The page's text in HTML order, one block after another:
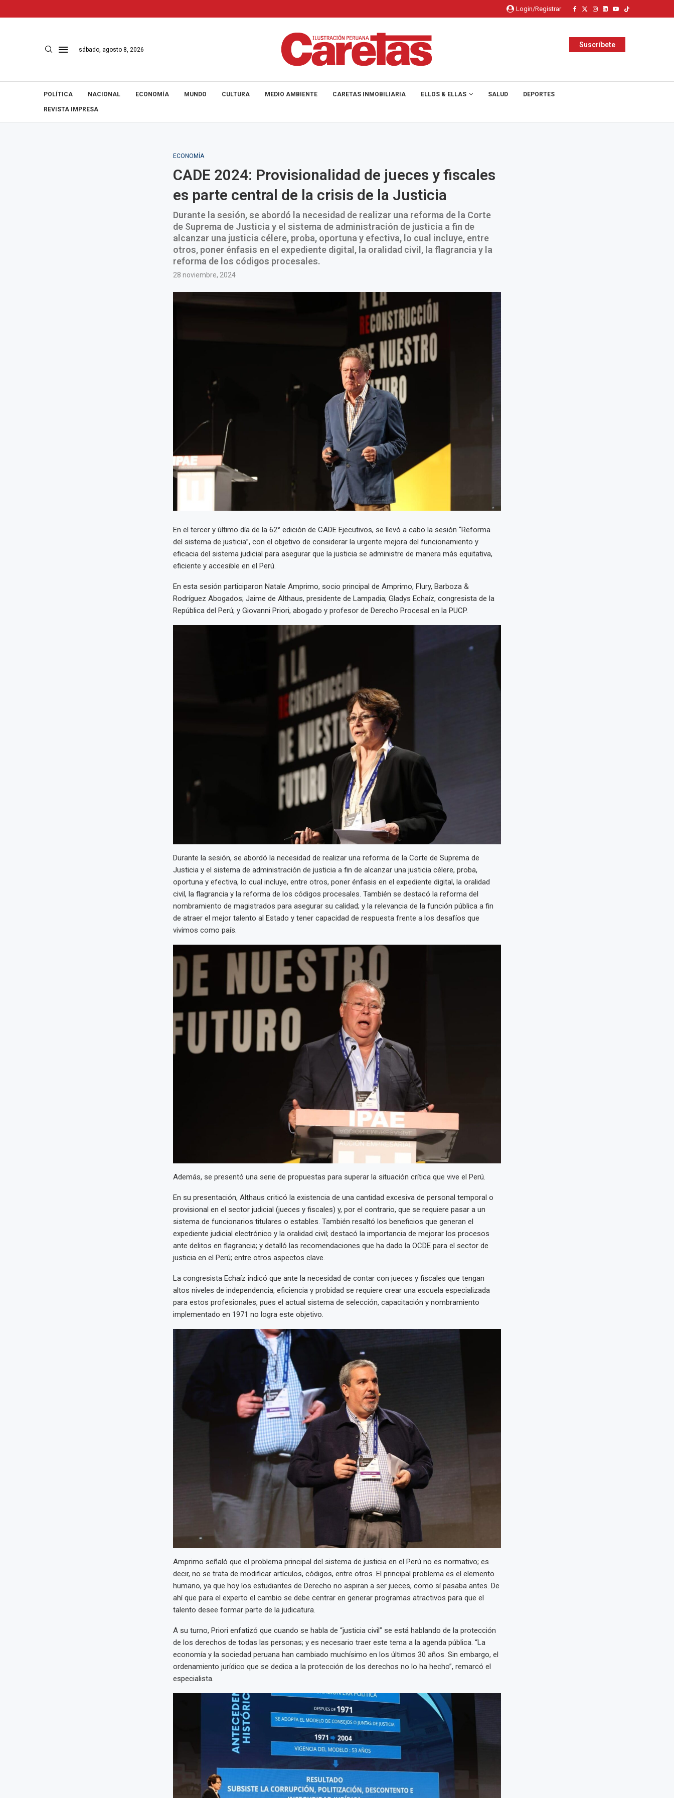
Login/Registrar
sábado, agosto 8, 2026
Suscríbete
POLÍTICA NACIONAL ECONOMÍA MUNDO CULTURA MEDIO AMBIENTE CARETAS INMOBILIARIA ELLOS & ELLAS SALUD DEPORTES
REVISTA IMPRESA
ECONOMÍA
CADE 2024: Provisionalidad de jueces y fiscales
es parte central de la crisis de la Justicia
Durante la sesión, se abordó la necesidad de realizar una reforma de la Corte
de Suprema de Justicia y el sistema de administración de justicia a fin de
alcanzar una justicia célere, proba, oportuna y efectiva, lo cual incluye, entre
otros, poner énfasis en el expediente digital, la oralidad civil, la flagrancia y la
reforma de los códigos procesales.
28 noviembre, 2024
En el tercer y último día de la 62° edición de CADE Ejecutivos, se llevó a cabo la sesión “Reforma
del sistema de justicia”, con el objetivo de considerar la urgente mejora del funcionamiento y
eficacia del sistema judicial para asegurar que la justicia se administre de manera más equitativa,
eficiente y accesible en el Perú.
En esta sesión participaron Natale Amprimo, socio principal de Amprimo, Flury, Barboza &
Rodríguez Abogados; Jaime de Althaus, presidente de Lampadia; Gladys Echaíz, congresista de la
República del Perú; y Giovanni Priori, abogado y profesor de Derecho Procesal en la PUCP.
Durante la sesión, se abordó la necesidad de realizar una reforma de la Corte de Suprema de
Justicia y el sistema de administración de justicia a fin de alcanzar una justicia célere, proba,
oportuna y efectiva, lo cual incluye, entre otros, poner énfasis en el expediente digital, la oralidad
civil, la flagrancia y la reforma de los códigos procesales. También se destacó la reforma del
nombramiento de magistrados para asegurar su calidad; y la relevancia de la función pública a fin
de atraer el mejor talento al Estado y tener capacidad de respuesta frente a los desafíos que
vivimos como país.
Además, se presentó una serie de propuestas para superar la situación crítica que vive el Perú.
En su presentación, Althaus criticó la existencia de una cantidad excesiva de personal temporal o
provisional en el sector judicial (jueces y fiscales) y, por el contrario, que se requiere pasar a un
sistema de funcionarios titulares o estables. También resaltó los beneficios que generan el
expediente judicial electrónico y la oralidad civil; destacó la importancia de mejorar los procesos
ante delitos en flagrancia; y detalló las recomendaciones que ha dado la OCDE para el sector de
justicia en el Perú; entre otros aspectos clave.
La congresista Echaíz indicó que ante la necesidad de contar con jueces y fiscales que tengan
altos niveles de independencia, eficiencia y probidad se requiere crear una escuela especializada
para estos profesionales, pues el actual sistema de selección, capacitación y nombramiento
implementado en 1971 no logra este objetivo.
Amprimo señaló que el problema principal del sistema de justicia en el Perú no es normativo; es
decir, no se trata de modificar artículos, códigos, entre otros. El principal problema es el elemento
humano, ya que hoy los estudiantes de Derecho no aspiran a ser jueces, como sí pasaba antes. De
ahí que para el experto el cambio se debe centrar en generar programas atractivos para que el
talento desee formar parte de la judicatura.
A su turno, Priori enfatizó que cuando se habla de “justicia civil” se está hablando de la protección
de los derechos de todas las personas; y es necesario traer este tema a la agenda pública. “La
economía y la sociedad peruana han cambiado muchísimo en los últimos 30 años. Sin embargo, el
ordenamiento jurídico que se dedica a la protección de los derechos no lo ha hecho”, remarcó el
especialista.